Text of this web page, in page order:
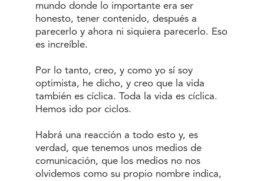
mundo donde lo importante era ser
honesto, tener contenido, después a
parecerlo y ahora ni siquiera parecerlo. Eso
es increíble.
Por lo tanto, creo, y como yo sí soy
optimista, he dicho, y creo que la vida
también es cíclica. Toda la vida es cíclica.
Hemos ido por ciclos.
Habrá una reacción a todo esto y, es
verdad, que tenemos unos medios de
comunicación, que los medios no nos
olvidemos como su propio nombre indica,